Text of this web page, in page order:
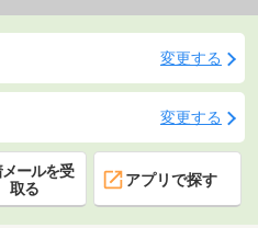
変更する
変更する
メールを受
取る
アプリで探す